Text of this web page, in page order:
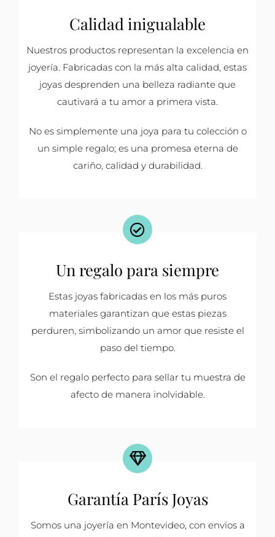
Calidad inigualable
Nuestros productos representan la excelencia en
joyería. Fabricadas con la más alta calidad, estas
joyas desprenden una belleza radiante que
cautivará a tu amor a primera vista.
No es simplemente una joya para tu colección o
un simple regalo; es una promesa eterna de
cariño, calidad y durabilidad.
Un regalo para siempre
Estas joyas fabricadas en los más puros
materiales garantizan que estas piezas
perduren, simbolizando un amor que resiste el
paso del tiempo.
Son el regalo perfecto para sellar tu muestra de
afecto de manera inolvidable.
Garantía París Joyas
Somos una joyería en Montevideo, con envíos a